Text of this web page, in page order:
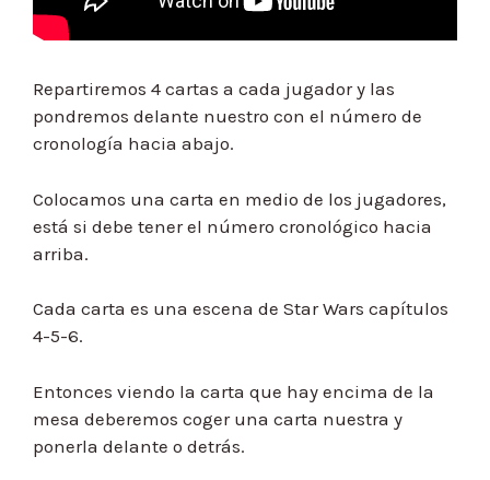
Repartiremos 4 cartas a cada jugador y las
pondremos delante nuestro con el número de
cronología hacia abajo.
Colocamos una carta en medio de los jugadores,
está si debe tener el número cronológico hacia
arriba.
Cada carta es una escena de Star Wars capítulos
4-5-6.
Entonces viendo la carta que hay encima de la
mesa deberemos coger una carta nuestra y
ponerla delante o detrás.